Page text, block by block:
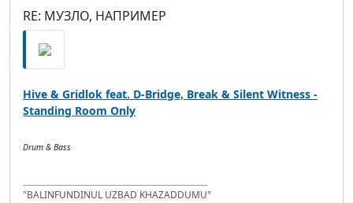
RE: МУЗЛО, НАПРИМЕР
Hive & Gridlok feat. D-Bridge, Break & Silent Witness -
Standing Room Only
Drum & Bass
"BALINFUNDINUL UZBAD KHAZADDUMU"